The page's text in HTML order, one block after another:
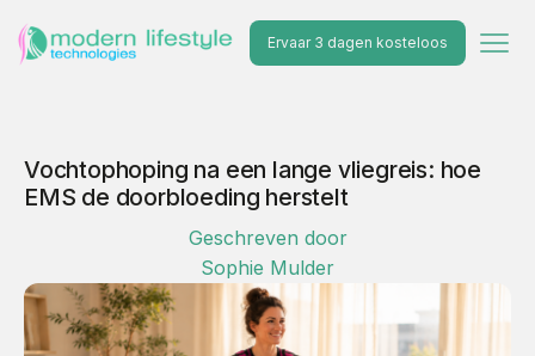
Ervaar 3 dagen kosteloos
Vochtophoping na een lange vliegreis: hoe
EMS de doorbloeding herstelt
Geschreven door
Sophie Mulder